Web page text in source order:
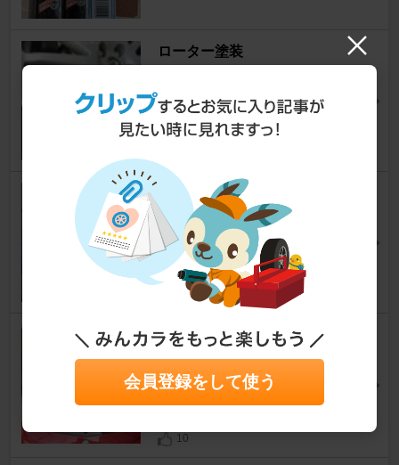
ローター塗装
Tーcanonさん
3
ヘッドライト黄ばみ取りコーテ
ィング
147 [937系]
ぷてきちさん
15
aifa147 リヤ カーフィルム施
工 熱成型 1枚張り DIY N
o.1
10
会員登録をして使う